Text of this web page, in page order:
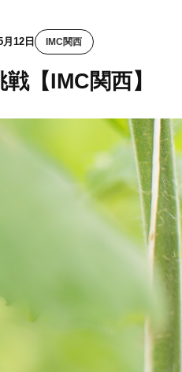
12日 IMC関西
戦【IMC関西】